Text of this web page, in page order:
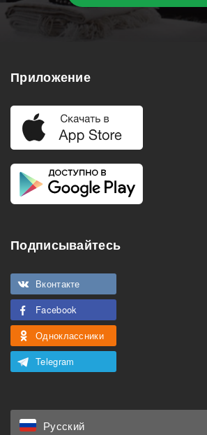
Приложение
Подписывайтесь
Вконтакте
Facebook
Одноклассники
Telegram
Русский